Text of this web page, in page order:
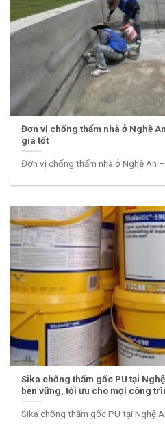
Đơn vị chống thấm nhà ở Nghệ
giá tốt
Đơn vị chống thấm nhà ở Nghệ An
Sika chống thấm gốc PU tại
bền vững, tối ưu cho mọi công
Sika chống thấm gốc PU tại Nghệ